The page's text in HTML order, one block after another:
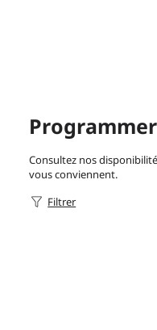
Consultez nos
vous conviennent.
Filtrer